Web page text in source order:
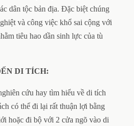
dân tộc bản địa. Đặc biệt chúng
và công việc khổ sai cộng với
tiêu hao dần sinh lực của tù
DI TÍCH:
cứu hay tìm hiểu về di tích
có thể đi lại rất thuận lợi bằng
hoặc đi bộ với 2 cửa ngõ vào di